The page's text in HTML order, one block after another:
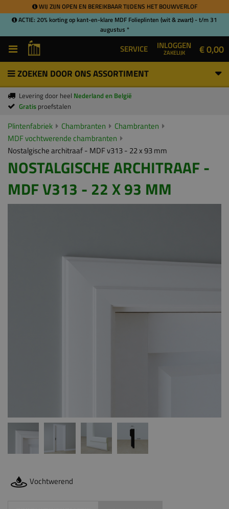
WIJ ZIJN OPEN EN BEREIKBAAR TIJDENS HET BOUWVERLOF
ACTIE: 20% korting op kant-en-klare MDF Folieplinten (wit & zwart) - t/m 31
augustus *
SERVICE INLOGGEN
ZAKELIJK € 0,00
ZOEKEN DOOR ONS ASSORTIMENT
Levering door heel Nederland en België
Gratis proefstalen
Plintenfabriek Chambranten
Chambranten
MDF vochtwerende chambranten
Nostalgische architraaf - MDF v313 - 22 x 93 mm
NOSTALGISCHE ARCHITRAAF -
MDF V313 - 22 X 93 MM
Vochtwerend